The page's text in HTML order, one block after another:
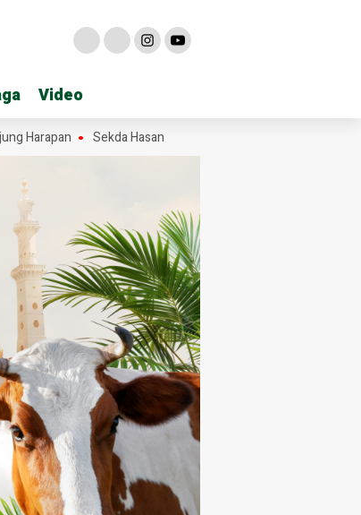
Video
Video
Sekda Hasan Heri Rambe Pamit, 28 Tahun Mengabdi